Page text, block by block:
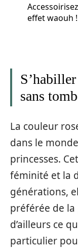
effet waouh !
sans
La couleur
dans le
princesses.
féminité et la
générations,
préférée de la
d’ailleurs ce
particulier